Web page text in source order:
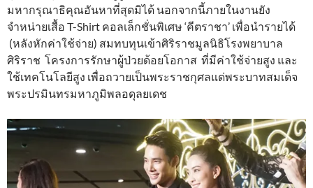
มหากรุณาธิคุณอันหาที่สุดมิได้ นอกจากนี้ภายในงานยัง
จำหน่ายเสื้อ T-Shirt คอลเล็กชั่นพิเศษ ‘คีตราชา’ เพื่อนำรายได้
(หลังหักค่าใช้จ่าย) สมทบทุนเข้าศิริราชมูลนิธิโรงพยาบาล
ศิริราช โครงการรักษาผู้ป่วยด้อยโอกาส ที่มีค่าใช้จ่ายสูง และ
ใช้เทคโนโลยีสูง เพื่อถวายเป็นพระราชกุศลแด่พระบาทสมเด็จ
พระปรมินทรมหาภูมิพลอดุลยเดช